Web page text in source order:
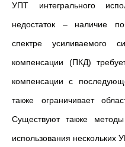
УПТ интегрального
недостаток – наличие
спектре усиливаемого
компенсации (ПКД)
компенсации с
также ограничивает
Существуют также
использования нескольких